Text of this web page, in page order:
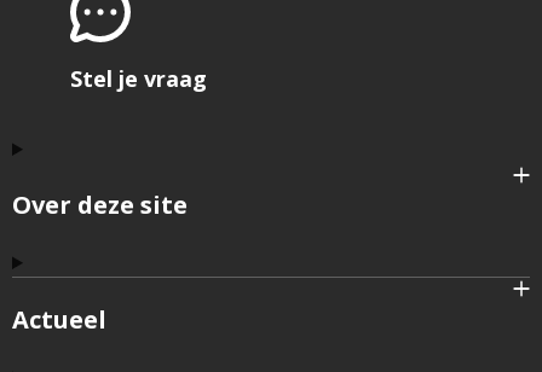
Over deze site
Actueel
Stel je vraag